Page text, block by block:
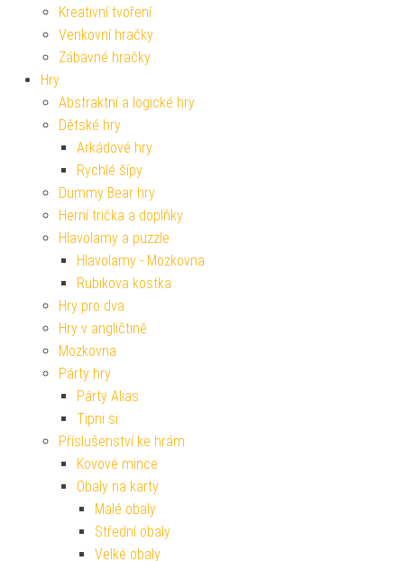
Kreativní tvoření
Venkovní hračky
Zábavné hračky
Hry
Abstraktní a logické hry
Dětské hry
Arkádové hry
Rychlé šípy
Dummy Bear hry
Herní trička a doplňky
Hlavolamy a puzzle
Hlavolamy - Mozkovna
Rubikova kostka
Hry pro dva
Hry v angličtině
Mozkovna
Párty hry
Párty Alias
Tipni si
Příslušenství ke hrám
Kovové mince
Obaly na karty
Malé obaly
Střední obaly
Velké obaly